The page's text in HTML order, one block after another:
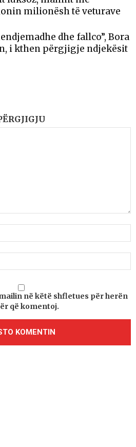
milionësh të veturave
dhe fallco”, Bora
i kthen përgjigje ndjekësit
në këtë shfletues për herën
që komentoj.